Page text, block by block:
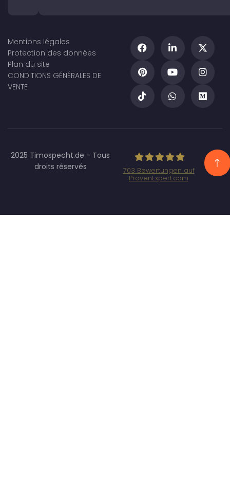
Mentions légales
Protection des données
Plan du site
CONDITIONS GÉNÉRALES DE
VENTE
2025 Timospecht.de - Tous
droits réservés
GmbH - SEO/SEA
703 Bewertungen auf
ProvenExpert.com